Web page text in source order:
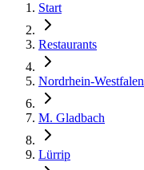
Start
Restaurants
Nordrhein-Westfalen
M. Gladbach
Lürrip